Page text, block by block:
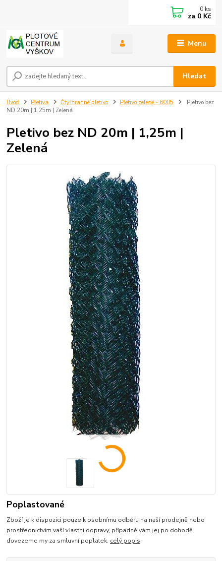
Menu
Hledat
0 ks
za 0 Kč
Úvod Pletiva Čtyřhranné pletivo Pletivo zelené - 6005
Pletivo bez
ND 20m | 1,25m | Zelená
Pletivo bez ND 20m | 1,25m |
Zelená
Poplastované
Zboží je k dispozici pouze k osobnímu odběru na naší prodejně nebo
prostřednictvím vaší vlastní dopravy, případně vám jej po dohodě
dovezeme my za smluvní poplatek. celý popis